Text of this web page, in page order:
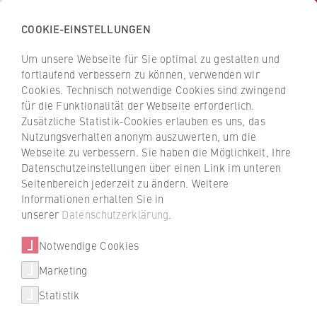
Z
u
ü
k
u
S
a
H
c
h
s
c
h
u
l
e
f
r
W
i
r
Z
u
r
ü
c
k
z
u
r
t
a
t
Über uns
Hochschuldidaktik
COOKIE-EINSTELLUNGEN
Um unsere Webseite für Sie optimal zu gestalten und
fortlaufend verbessern zu können, verwenden wir
Cookies. Technisch notwendige Cookies sind zwingend
für die Funktionalität der Webseite erforderlich.
Zusätzliche Statistik-Cookies erlauben es uns, das
Nutzungsverhalten anonym auszuwerten, um die
Webseite zu verbessern. Sie haben die Möglichkeit, Ihre
Datenschutzeinstellungen über einen Link im unteren
Seitenbereich jederzeit zu ändern. Weitere
Informationen erhalten Sie in
unserer Datenschutzerklärung
Notwendige Cookies
Marketing
Statistik